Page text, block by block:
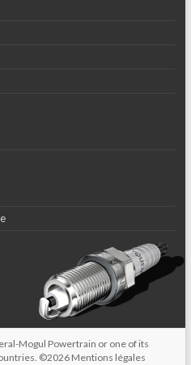
Mogul Powertrain or one of its
©2026 Mentions légales